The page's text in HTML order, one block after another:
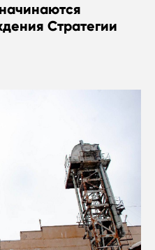
Стратегии